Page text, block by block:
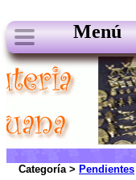
Menú
Categoría > Pendientes